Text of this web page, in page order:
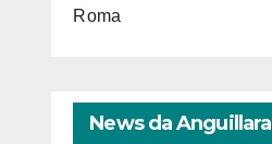
Roma
News da Anguillara